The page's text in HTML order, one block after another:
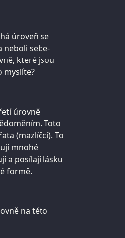
úroveň se
neboli sebe-
které jsou
myslíte?
úrovně
Toto
(mazlíčci). To
mnohé
a posílají lásku
formě.
na této